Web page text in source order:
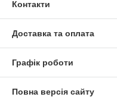
Контакти
Доставка та оплата
Графік роботи
Повна версія сайту